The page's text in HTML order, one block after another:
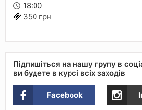
18:00
350 грн
Підпишіться на нашу групу в
ви будете в курсі всіх заходів
Facebook